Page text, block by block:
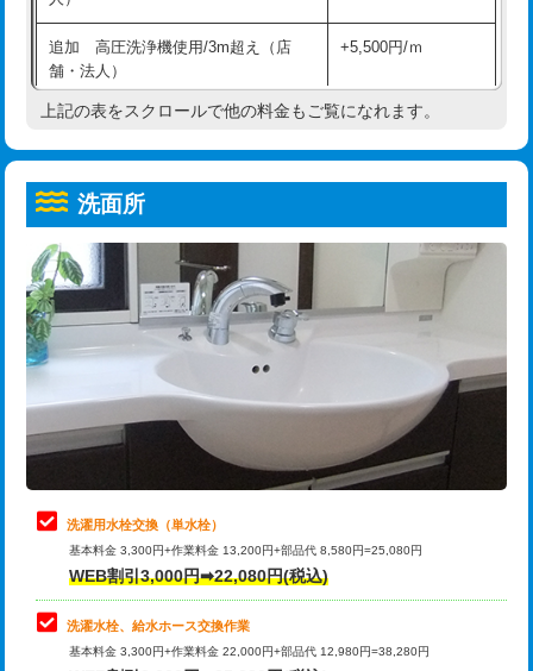
コンクリート斫り（厚さ10㎝超え）
モルタル補修（厚さ10㎝まで） 27,500円
モルタル補修（厚さ10㎝超え） 38,500円
洗面台設置 38,500円
追加人工
廃棄・処分 現場見積
※給水管工事は20mmまでの価格です。
給水管工事※（ホール加工)
給水管工事※（バンド止め) 3,300円
給水管工事※（支持金具設置) 5,500円
給水管工事※（保温材使用（バンド止
め込み）)
5,500円
給水管工事※（土の掘削・埋め戻し作
業)
11,000円
給水管工事※（塩ビ管（VP・HI）使
用/3ｍまで)
33,000円
給水管工事※（塩ビ管（VP・HI）使
用（追加）/3ｍ超え)
給水管工事※（ライニング鋼管・銅
管・ポリ管・HT管使用/3ｍまで)
44,000円
給水管工事※（ライニング鋼管・銅
管・ポリ管・HT管使用/3ｍ超え)
排水管工事（土の掘削・埋め戻し作
業）
排水管工事（排水管工事/3ｍまで） 55,000円
追加 高圧洗浄機使用/3m超え（店
舗・法人）
+5,500円/ｍ
高度高圧洗浄換 現地調査
トーラー機使用/3mまで
追加トーラー機使用/3m超え +3,300円
カメラ調査 33,000円
桝清掃
止水・漏水調査・防水処理・清掃・修
理・調整・分解・加工など（軽作業）
11,000円
止水・漏水調査・防水処理・清掃・修
理・調整・分解・加工など（中作業）
22,000円
止水・漏水調査・防水処理・清掃・修
理・調整・分解・加工など（重作業）
33,000円
キッチンタンク脱着
上記の表をスクロールで他の料金もご覧になれます。
洗面所
洗濯用水栓交換（単水栓）
基本料金 3,300円+作業料金 13,200円+部品代 8,580円=25,080円
WEB割引3,000円➡22,080円(税込)
洗濯水栓、給水ホース交換作業
基本料金 3,300円+作業料金 22,000円+部品代 12,980円=38,280円